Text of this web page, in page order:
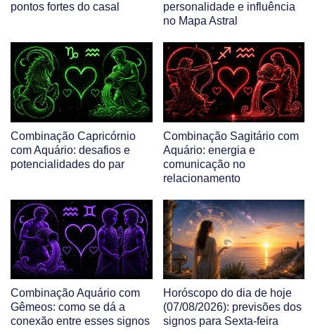
pontos fortes do casal
personalidade e influência
no Mapa Astral
Combinação Capricórnio
com Aquário: desafios e
potencialidades do par
Combinação Sagitário com
Aquário: energia e
comunicação no
relacionamento
Combinação Aquário com
Gêmeos: como se dá a
conexão entre esses signos
Horóscopo do dia de hoje
(07/08/2026): previsões dos
signos para Sexta-feira